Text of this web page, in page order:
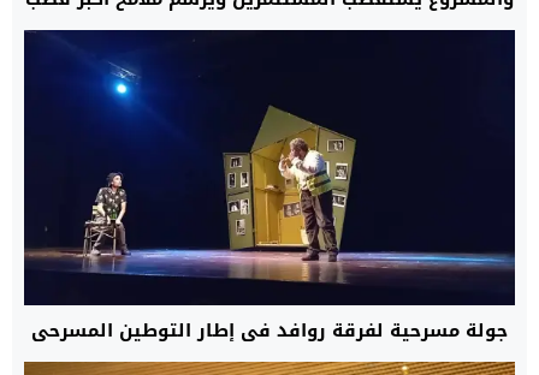
لوجستي بجنوب المغرب
جولة مسرحية لفرقة روافد في إطار التوطين المسرحي